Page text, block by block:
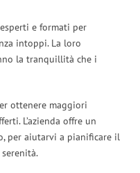
e formati per
intoppi. La loro
la tranquillità che i
ottenere maggiori
L’azienda offre un
per aiutarvi a pianificare il